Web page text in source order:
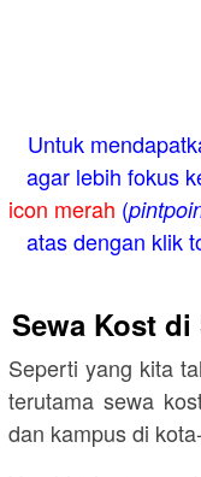
Untuk
agar lebih fokus
icon merah (
atas dengan klik
Sewa Kost di
Seperti yang kita
terutama sewa
dan kampus di